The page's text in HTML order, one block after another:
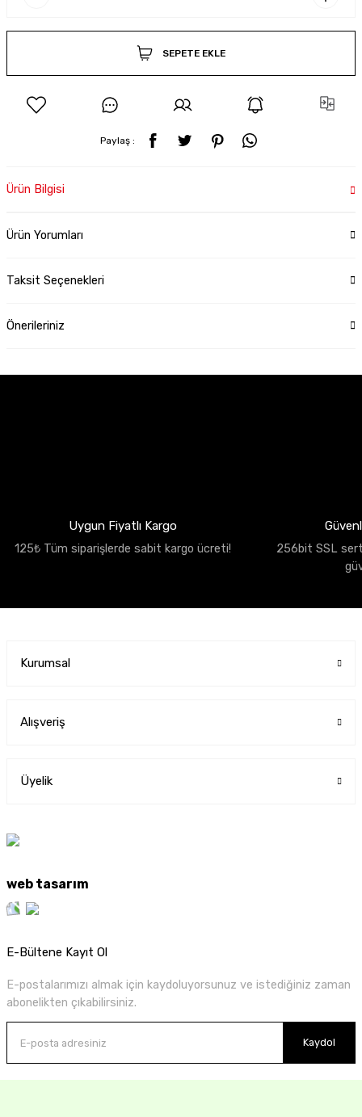
SEPETE EKLE
Paylaş :
Ürün Bilgisi
Ürün Yorumları
Taksit Seçenekleri
Önerileriniz
Uygun Fiyatlı Kargo
125₺ Tüm siparişlerde sabit kargo ücreti!
256bit SSL
Kurumsal
Alışveriş
Üyelik
web tasarım
E-Bültene Kayıt Ol
E-postalarımızı almak için kaydoluyorsunuz ve istediğiniz zaman
abonelikten çıkabilirsiniz.
Kaydol